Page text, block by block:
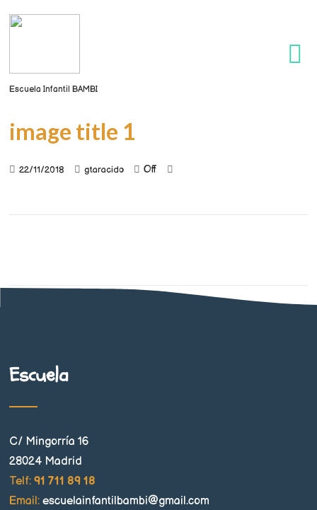
Escuela Infantil BAMBI
image title 1
22/11/2018 gtaracido Off
Escuela
C/ Mingorría 16
28024 Madrid
Telf:91 711 89 18
Email:escuelainfantilbambi@gmail.com